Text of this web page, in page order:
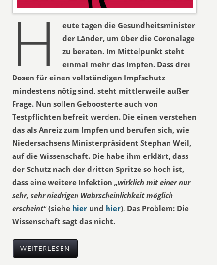
H
eute tagen die Gesundheitsminister
der Länder, um über die Coronalage
zu beraten. Im Mittelpunkt steht
einmal mehr das Impfen. Dass drei
Dosen für einen vollständigen Impfschutz
mindestens nötig sind, steht mittlerweile außer
Frage. Nun sollen Geboosterte auch von
Testpflichten befreit werden. Die einen verstehen
das als Anreiz zum Impfen und berufen sich, wie
Niedersachsens Ministerpräsident Stephan Weil,
auf die Wissenschaft. Die habe ihm erklärt, dass
der Schutz nach der dritten Spritze so hoch ist,
dass eine weitere Infektion „wirklich mit einer nur
sehr, sehr niedrigen Wahrscheinlichkeit möglich
erscheint“(siehe hier und hier). Das Problem: Die
Wissenschaft sagt das nicht.
WEITERLESEN